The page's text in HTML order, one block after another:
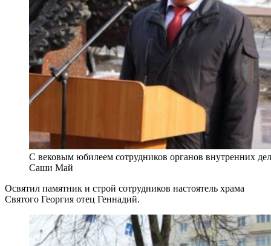
С вековым юбилеем сотрудников органов внутренних
Саши Май
Освятил памятник и строй сотрудников настоятель храма
Святого Георгия отец Геннадий.